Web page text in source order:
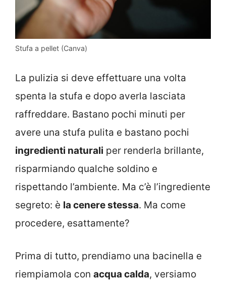
Stufa a pellet (Canva)
La pulizia si deve effettuare una volta
spenta la stufa e dopo averla lasciata
raffreddare. Bastano pochi minuti per
avere una stufa pulita e bastano pochi
ingredienti naturali per renderla brillante,
risparmiando qualche soldino e
rispettando l’ambiente. Ma c’è l’ingrediente
segreto: è la cenere stessa. Ma come
procedere, esattamente?
Prima di tutto, prendiamo una bacinella e
riempiamola con acqua calda, versiamo